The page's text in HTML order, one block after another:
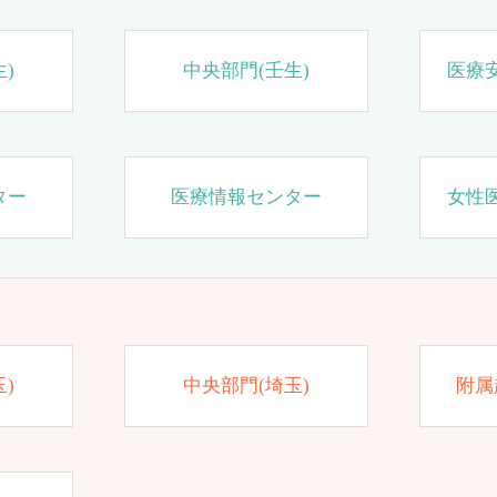
) 中央部門(壬生) 医療
ー 医療情報センター 女性
) 中央部門(埼玉) 附